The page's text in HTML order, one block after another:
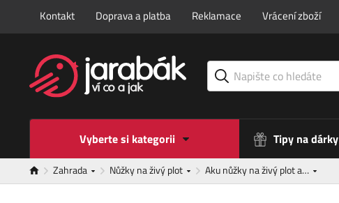
Kontakt Doprava a platba Reklamace Vrácení zboží
Vyberte si kategorii Tipy na dárky
Zahrada Nůžky na živý plot Aku nůžky na živý plot a…